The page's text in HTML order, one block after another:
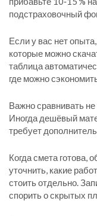
подстраховочный
Если у вас нет
которые можно
таблица
где можно
Важно сравнивать
Иногда дешёвый
требует
Когда смета готова,
уточнить, какие
стоить отдельно.
спорить о скрытых